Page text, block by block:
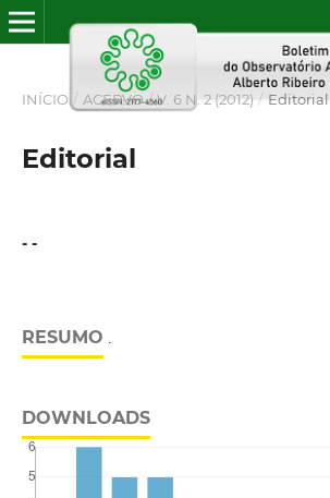
INÍCIO / ACERVO / V. 6 N. 2 (2012) / Editorial
Editorial
- -
RESUMO .
DOWNLOADS